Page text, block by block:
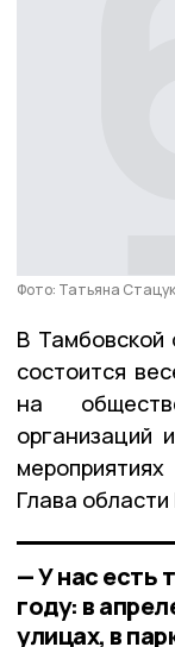
Фото: Татьяна Стацук
В Тамбовской
состоится
на
организаций
Глава
— У нас есть
году: в
улицах, в